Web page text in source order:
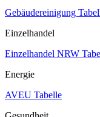
Gebäudereinigung
Einzelhandel
Einzelhandel NRW
Energie
AVEU Tabelle